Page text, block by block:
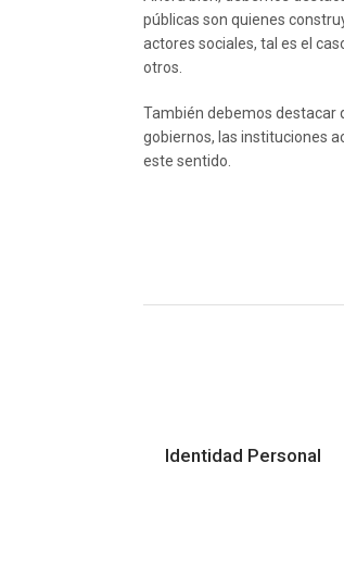
públicas son quienes
actores sociales, tal es el
otros.
También debemos destacar
gobiernos, las instituciones
este sentido.
Identidad Personal